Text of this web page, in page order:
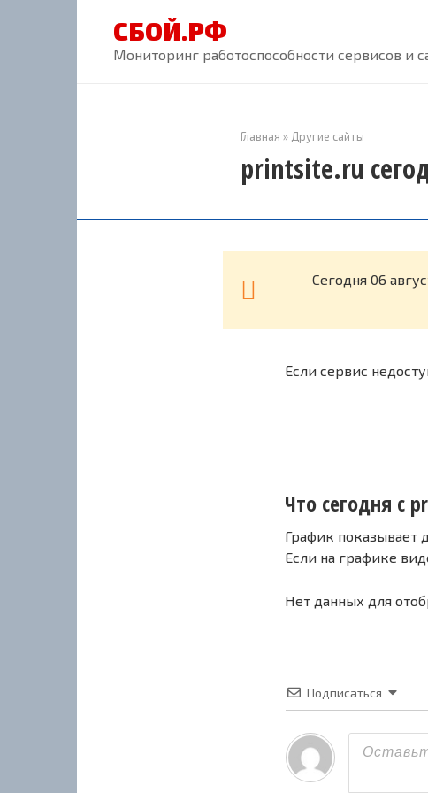
СБОЙ.РФ
Мониторинг работоспособности сервисов и
Главная » Другие сайты
printsite.ru
Cегодня 06
Если сервис
Что сегодня с
График показывает
Если на графике
Нет данных для
Подписаться